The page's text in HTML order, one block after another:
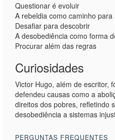
Questionar é evoluir
A rebeldia como caminho para
Desafiar para descobrir
A desobediência como forma
Procurar além das regras
Curiosidades
Victor Hugo, além de escritor,
defendeu causas como a
direitos dos pobres, refletindo
desobediência a sistemas
PERGUNTAS FREQUENTES